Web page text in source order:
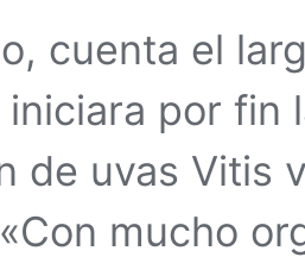
cuenta el
por fin
de uvas Vitis
mucho